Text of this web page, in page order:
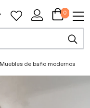
0
Muebles de baño modernos